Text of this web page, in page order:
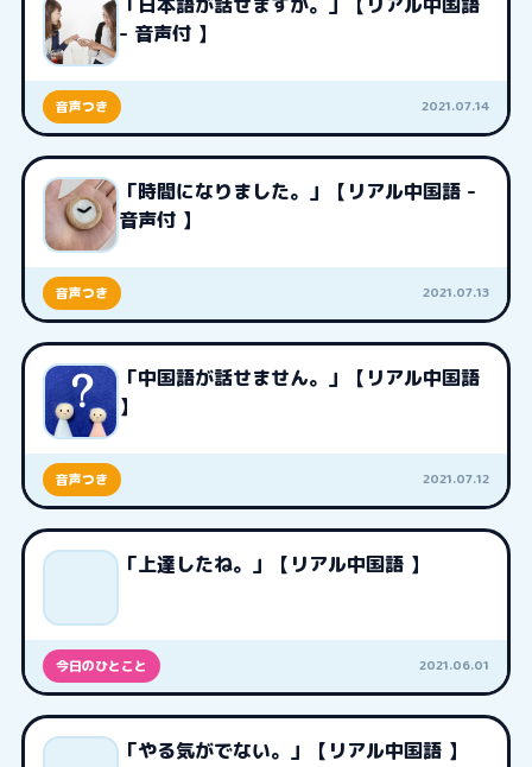
- 音声付 】
音声つき 2021.07.14
「時間になりました。」【リアル中国語 -
音声付 】
音声つき 2021.07.13
「中国語が話せません。」【リアル中国語
】
音声つき 2021.07.12
「上達したね。」【リアル中国語 】
今日のひとこと 2021.06.01
「やる気がでない。」【リアル中国語 】